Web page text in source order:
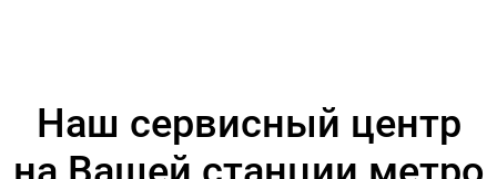
Наш сервисный центр